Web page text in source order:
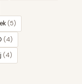
(5)
(4)
(4)